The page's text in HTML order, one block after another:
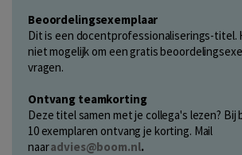
Beoordelingsexemplaar
Dit is een docentprofessionaliserings-titel.
niet mogelijk om een gratis
vragen.
Ontvang teamkorting
Deze titel samen met je collega's lezen?
10 exemplaren ontvang je korting. Mail
naaradvies@boom.nl.